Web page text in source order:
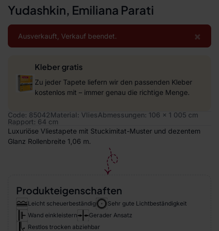
Yudashkin, Emiliana Parati
×
Ausverkauft, Verkauf beendet.
Kleber gratis
Zu jeder Tapete liefern wir den passenden Kleber
kostenlos mit – immer genau die richtige Menge.
Code: 85042Material: VliesAbmessungen: 106 x 1 005 cm
Rapport: 64 cm
Luxuriöse Vliestapete mit Stuckimitat-Muster und dezentem
Glanz Rollenbreite 1,06 m.
Produkteigenschaften
Leicht scheuerbeständig
Sehr gute Lichtbeständigkeit
Wand einkleistern
Gerader Ansatz
Restlos trocken abziehbar